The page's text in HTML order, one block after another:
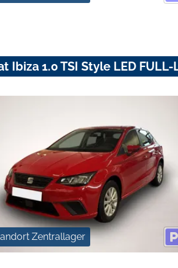
Ibiza 1.0 TSI Style LED FULL-
Zentrallager